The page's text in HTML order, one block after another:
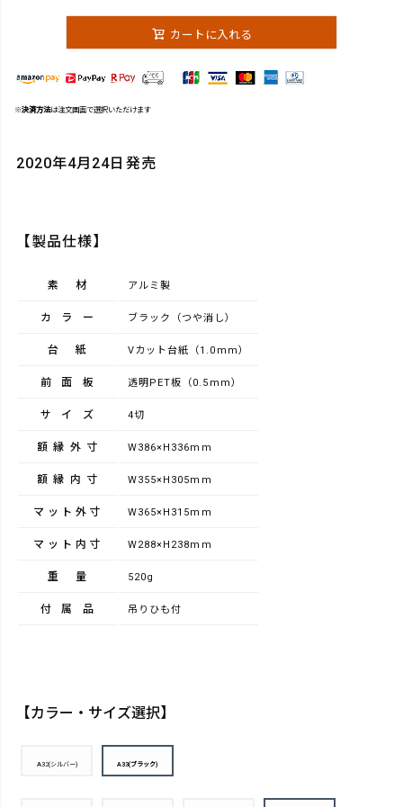
カートに入れる
※決済方法は注文画面で選択いただけます
2020年4月24日発売
【製品仕様】
素材 アルミ製
カラー ブラック（つや消し）
台紙 Vカット台紙（1.0mm）
前面板 透明PET板（0.5mm）
サイズ 4切
額縁外寸 W386×H336mm
額縁内寸 W355×H305mm
マット外寸 W365×H315mm
マット内寸 W288×H238mm
重量 520g
付属品 吊りひも付
【カラー・サイズ選択】
A32(シルバー) A33(ブラック)